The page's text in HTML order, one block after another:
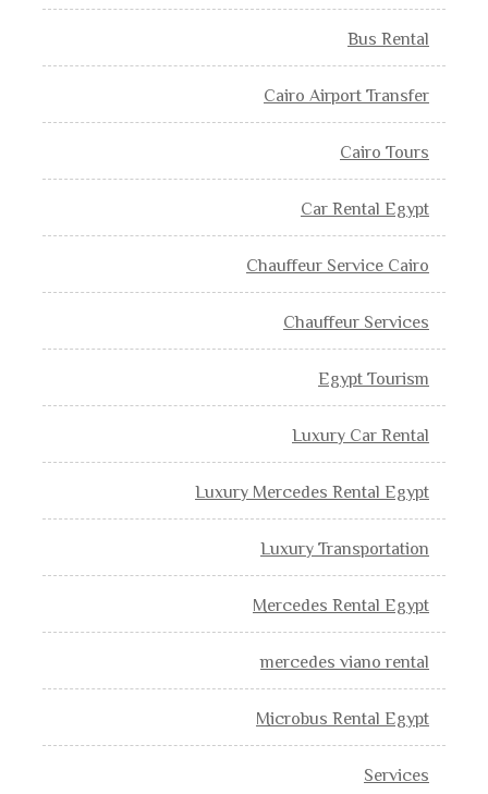
Bus Rental
Cairo Airport Transfer
Cairo Tours
Car Rental Egypt
Chauffeur Service Cairo
Chauffeur Services
Egypt Tourism
Luxury Car Rental
Luxury Mercedes Rental Egypt
Luxury Transportation
Mercedes Rental Egypt
mercedes viano rental
Microbus Rental Egypt
Services